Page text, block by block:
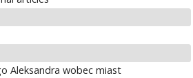
Aleksandra wobec miast